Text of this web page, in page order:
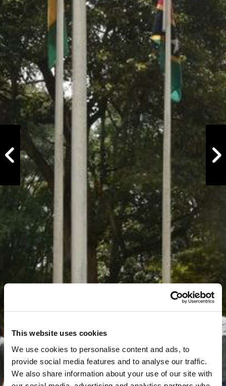
This website uses cookies
We use cookies to personalise content and ads, to
provide social media features and to analyse our traffic.
We also share information about your use of our site with
Previous Next